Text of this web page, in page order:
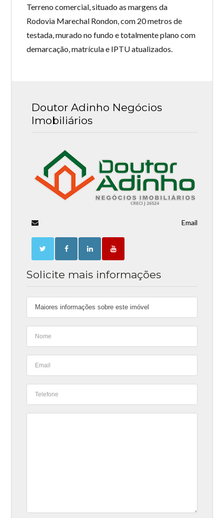
Terreno comercial, situado as margens da
Rodovia Marechal Rondon, com 20 metros de
testada, murado no fundo e totalmente plano com
demarcação, matrícula e IPTU atualizados.
Doutor Adinho Negócios
Imobiliários
Email
Solicite mais informações